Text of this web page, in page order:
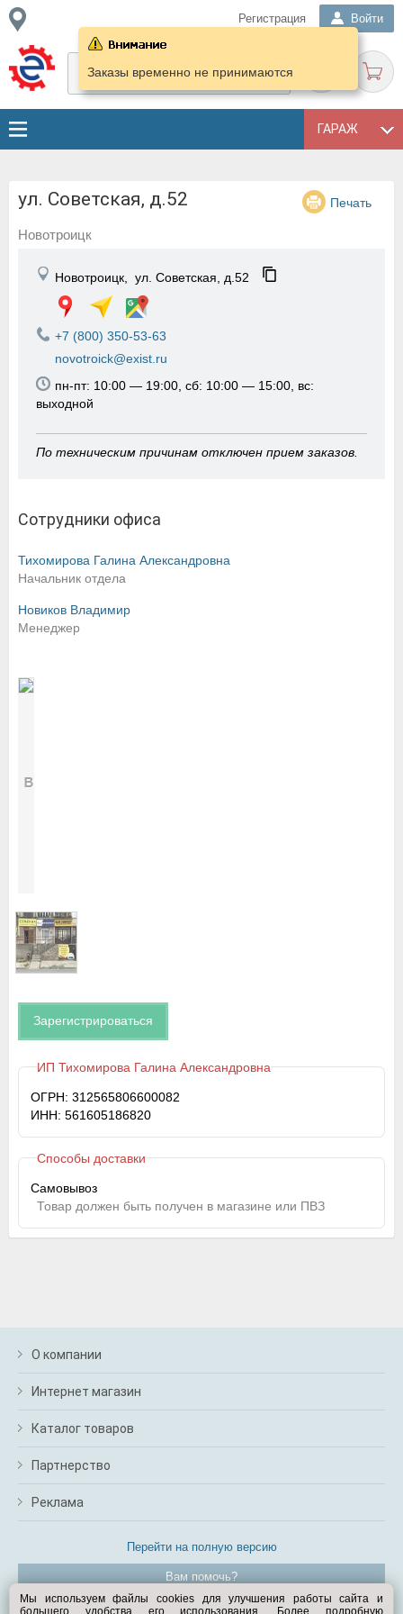
Регистрация Войти
ГАРАЖ
Заказы временно не принимаются
ул. Советская, д.52 Печать
Новотроицк
Новотроицк, ул. Советская, д.52
+7 (800) 350-53-63
novotroick@exist.ru
пн-пт: 10:00 — 19:00, сб: 10:00 — 15:00, вс:
выходной
По техническим причинам отключен прием заказов.
Сотрудники офиса
Тихомирова Галина Александровна
Начальник отдела
Новиков Владимир
Менеджер
Зарегистрироваться
ИП Тихомирова Галина Александровна
ОГРН: 312565806600082
ИНН: 561605186820
Способы доставки
Самовывоз
Товар должен быть получен в магазине или ПВЗ
О компании
Интернет магазин
Каталог товаров
Партнерство
Реклама
Перейти на полную версию
Вам помочь?
Мы используем файлы cookies для улучшения работы сайта и
большего удобства его использования. Более подробную